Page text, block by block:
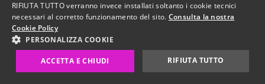
Collezione privata, Alessandria
Prezzo aggiudicazione
4.800,00 €
RIFIUTA TUTTO verranno invece installati soltanto i cookie tecnici
necessari al corretto funzionamento del sito. Consulta la nostra
Cookie Policy
PERSONALIZZA COOKIE
ACCETTA E CHIUDI RIFIUTA TUTTO